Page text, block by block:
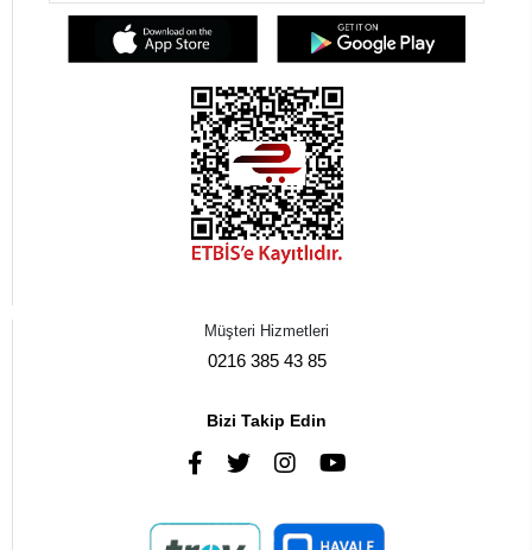
Müşteri Hizmetleri
0216 385 43 85
Bizi Takip Edin